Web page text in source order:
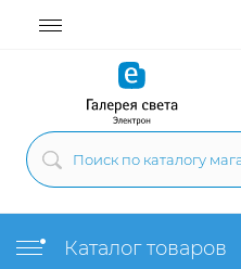
Каталог товаров